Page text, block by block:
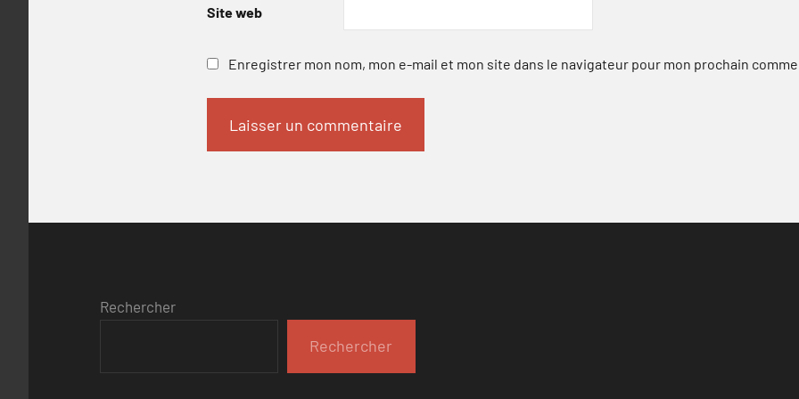
Site web
Enregistrer mon nom, mon e-mail et mon site dans le navigateur pour mon prochain
Rechercher
Rechercher